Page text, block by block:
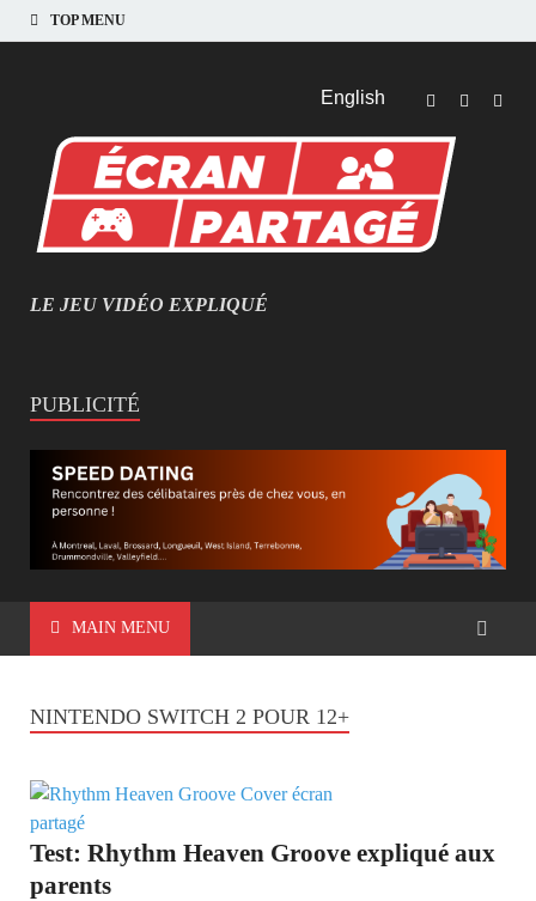
TOP MENU
English
MIEUX COMPRENDRE LES JEUX VIDÉO
LE JEU VIDÉO EXPLIQUÉ
PUBLICITÉ
MAIN MENU
NINTENDO SWITCH 2 POUR 12+
Test: Rhythm Heaven Groove expliqué aux
parents